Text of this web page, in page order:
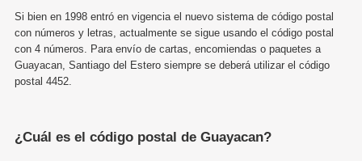
Si bien en 1998 entró en vigencia el nuevo sistema de código postal
con números y letras, actualmente se sigue usando el código postal
con 4 números. Para envío de cartas, encomiendas o paquetes a
Guayacan, Santiago del Estero siempre se deberá utilizar el código
postal 4452.
¿Cuál es el código postal de Guayacan?